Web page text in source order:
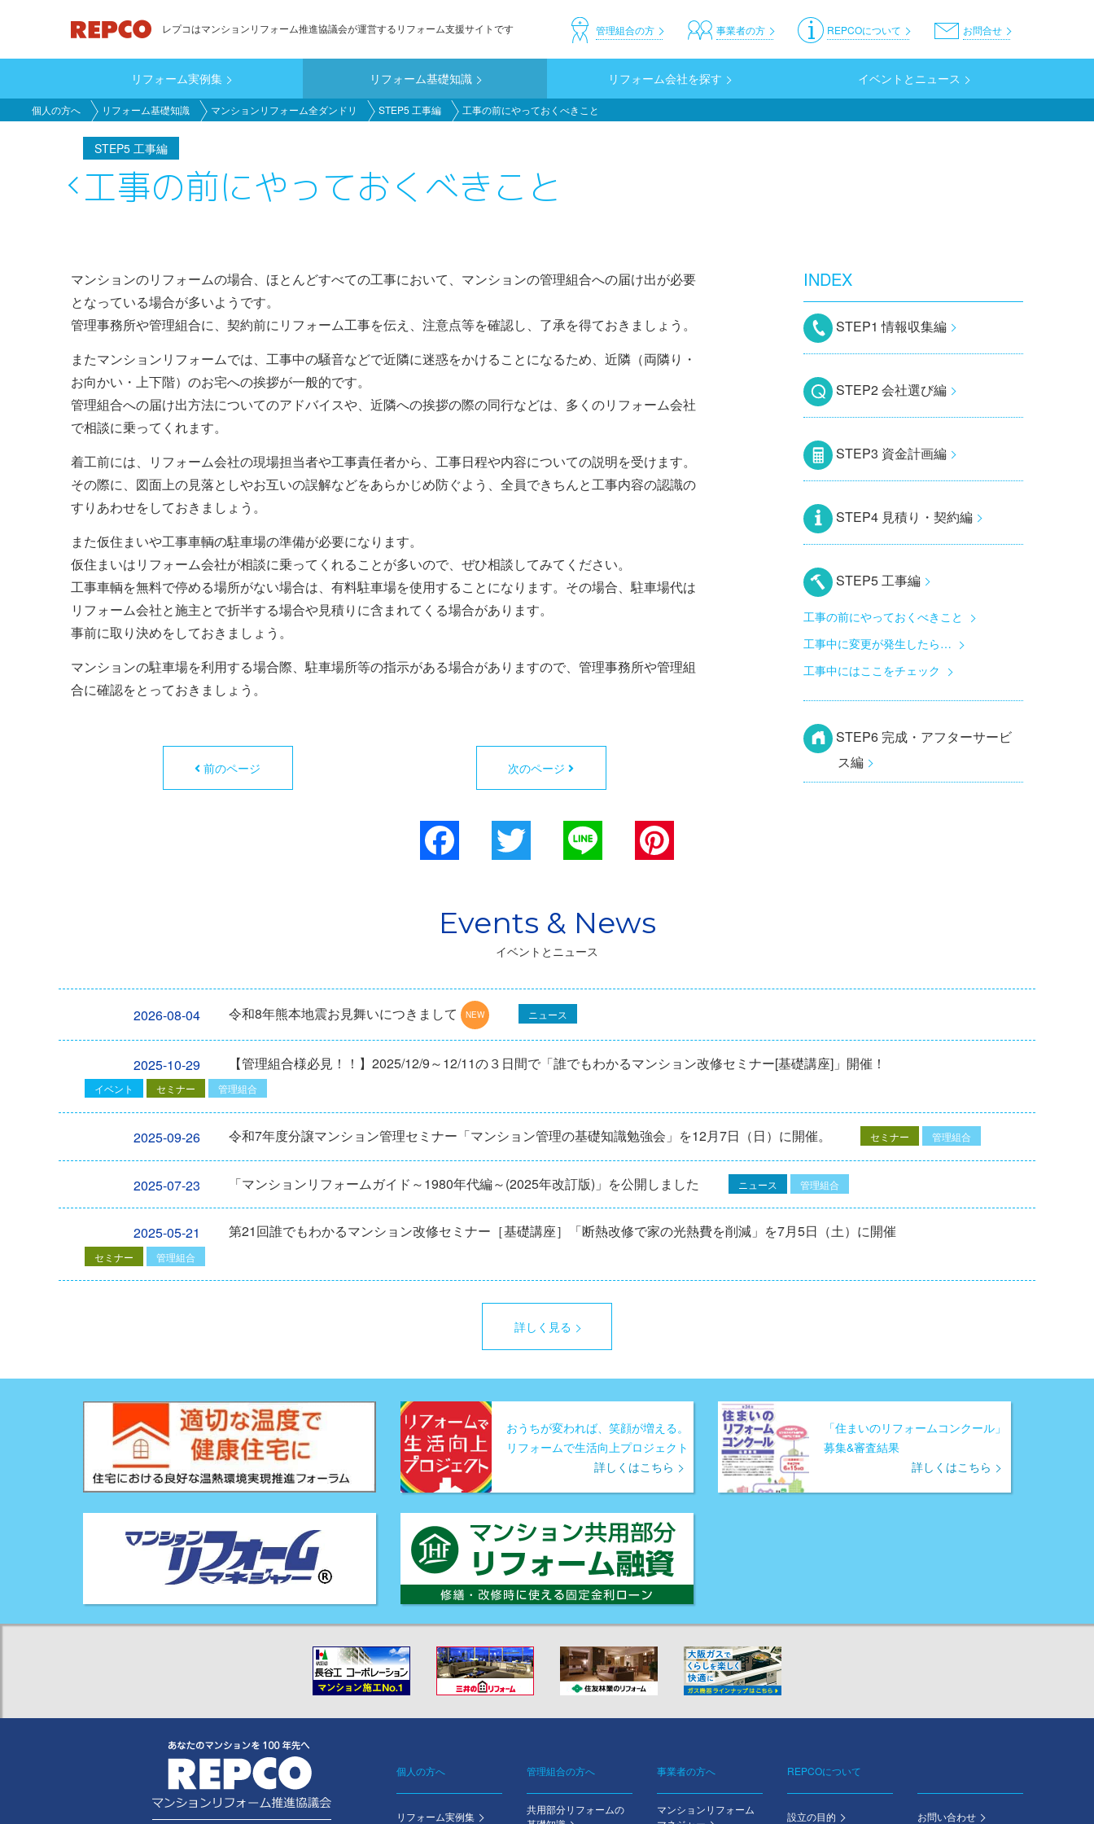
ン
ン
テ
レプコはマンションリフォーム推進協議会が運営するリフォーム支援サイトです header_customer お問合せ
REPCOについて
事業者の方
管理組合の方
main_customer
リフォーム実例集 リフォーム基礎知識 リフォーム会社を探す イベントとニュース
個人の方へ リフォーム基礎知識 マンションリフォーム全ダンドリ STEP5 工事編 工事の前にやっておくべきこと
STEP5 工事編
工事の前にやっておくべきこと
マンションのリフォームの場合、ほとんどすべての工事において、マンションの管理組合への届け出が必要
となっている場合が多いようです。
管理事務所や管理組合に、契約前にリフォーム工事を伝え、注意点等を確認し、了承を得ておきましょう。
またマンションリフォームでは、工事中の騒音などで近隣に迷惑をかけることになるため、近隣（両隣り・
お向かい・上下階）のお宅への挨拶が一般的です。
管理組合への届け出方法についてのアドバイスや、近隣への挨拶の際の同行などは、多くのリフォーム会社
で相談に乗ってくれます。
着工前には、リフォーム会社の現場担当者や工事責任者から、工事日程や内容についての説明を受けます。
その際に、図面上の見落としやお互いの誤解などをあらかじめ防ぐよう、全員できちんと工事内容の認識の
すりあわせをしておきましょう。
また仮住まいや工事車輌の駐車場の準備が必要になります。
仮住まいはリフォーム会社が相談に乗ってくれることが多いので、ぜひ相談してみてください。
工事車輌を無料で停める場所がない場合は、有料駐車場を使用することになります。その場合、駐車場代は
リフォーム会社と施主とで折半する場合や見積りに含まれてくる場合があります。
事前に取り決めをしておきましょう。
マンションの駐車場を利用する場合際、駐車場所等の指示がある場合がありますので、管理事務所や管理組
合に確認をとっておきましょう。
前のページ 次のページ
INDEX
STEP1 情報収集編
STEP2 会社選び編
STEP3 資金計画編
STEP4 見積り・契約編
STEP5 工事編
工事の前にやっておくべきこと
工事中に変更が発生したら…
工事中にはここをチェック
STEP6 完成・アフターサービ
ス編
Facebook
イベントとニュース
2026-08-04 令和8年熊本地震お見舞いにつきまして ニュース
2025-10-29 【管理組合様必見！！】2025/12/9～12/11の３日間で「誰でもわかるマンション改修セミナー[基礎講座]」開催！
イベント セミナー 管理組合
2025-09-26 令和7年度分譲マンション管理セミナー「マンション管理の基礎知識勉強会」を12⽉7⽇（⽇）に開催。 セミナー 管理組合
2025-07-23 「マンションリフォームガイド～1980年代編～(2025年改訂版)」を公開しました ニュース 管理組合
2025-05-21 第21回誰でもわかるマンション改修セミナー［基礎講座］「断熱改修で家の光熱費を削減」を7月5日（土）に開催
セミナー 管理組合
詳しく見る
おうちが変われば、笑顔が増える。
リフォームで生活向上プロジェクト
詳しくはこちら
「住まいのリフォームコンクール」
募集&審査結果
詳しくはこちら
Footer
個人の方へ
リフォーム実例集
管理組合の方へ
共用部分リフォームの
事業者の方へ
マンションリフォーム
REPCOについて
設立の目的 お問い合わせ